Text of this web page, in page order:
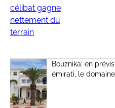
Bouznika: en
émirati, le